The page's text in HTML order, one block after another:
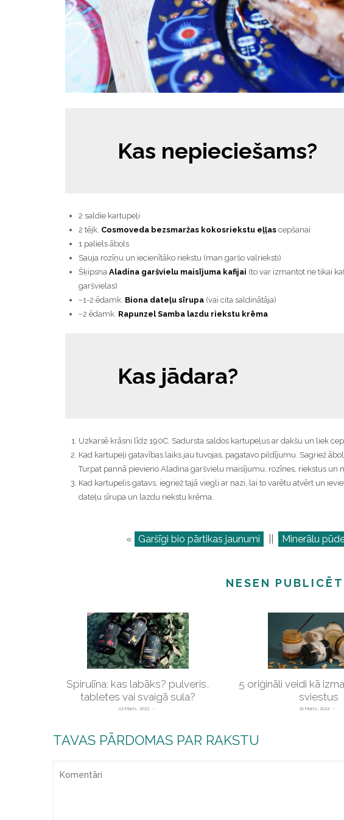
Kas nepieciešams?
2 saldie kartupeļi
2 tējk. Cosmoveda bezsmaržas kokosriekstu eļļas cepšanai
1 paliels ābols
Sauja rozīņu un iecienītāko riekstu (man garšo valrieksti)
Šķipsna Aladina garšvielu maisījuma kafijai (to var izmantot ne tikai
garšvielas)
~1-2 ēdamk. Biona dateļu sīrupa (vai cita saldinātāja)
~2 ēdamk. Rapunzel Samba lazdu riekstu krēma
Kas jādara?
Uzkarsē krāsni līdz 190C. Sadursta saldos kartupeļus ar dakšu un liek
Kad kartupeļi gatavības laiks jau tuvojas, pagatavo pildījumu. Sagriež
Turpat pannā pievieno Aladina garšvielu maisījumu, rozīnes, riekstus un
Kad kartupelis gatavs, iegriež tajā viegli ar nazi, lai to varētu atvērt un
dateļu sīrupa un lazdu riekstu krēma.
« Garšīgi bio pārtikas jaunumi Minerālu
NESEN
Spirulīna: kas labāks? pulveris,
tabletes vai svaigā sula?
02 Marts, 2023
5 oriģināli veidi kā
sviestus
18 Marts, 2022
TAVAS PĀRDOMAS PAR RAKSTU